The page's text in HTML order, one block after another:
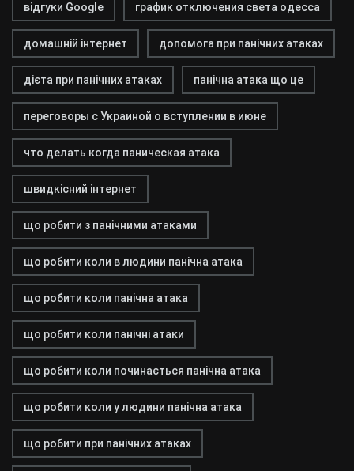
відгуки Google график отключения света одесса
домашній інтернет допомога при панічних атаках
дієта при панічних атаках панічна атака що це
переговоры с Украиной о вступлении в июне
что делать когда паническая атака
швидкісний інтернет
що робити з панічними атаками
що робити коли в людини панічна атака
що робити коли панічна атака
що робити коли панічні атаки
що робити коли починається панічна атака
що робити коли у людини панічна атака
що робити при панічних атаках